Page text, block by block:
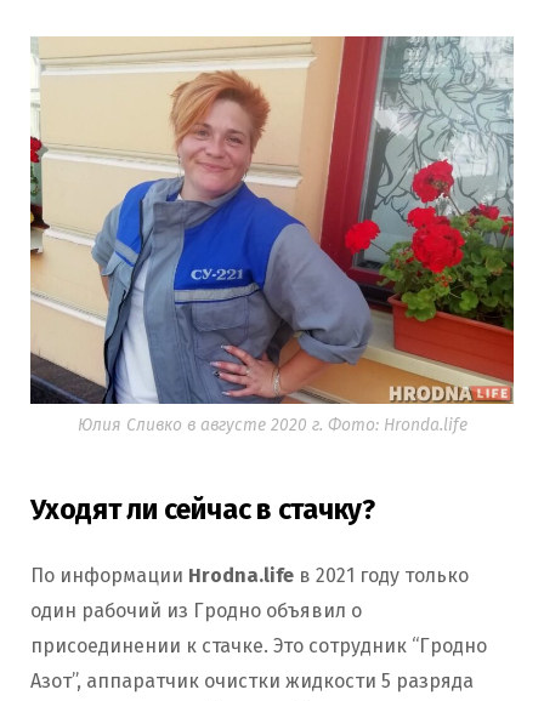
Юлия Сливко в августе 2020 г. Фото: Hronda.life
Уходят ли сейчас в стачку?
По информации Hrodna.life в 2021 году только
один рабочий из Гродно объявил о
присоединении к стачке. Это сотрудник “Гродно
Азот”, аппаратчик очистки жидкости 5 разряда